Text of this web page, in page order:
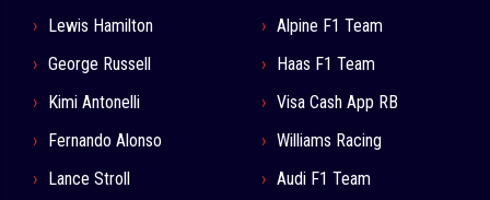
Lewis Hamilton
George Russell
Kimi Antonelli
Fernando Alonso
Lance Stroll
Alpine F1 Team
Haas F1 Team
Visa Cash App RB
Williams Racing
Audi F1 Team